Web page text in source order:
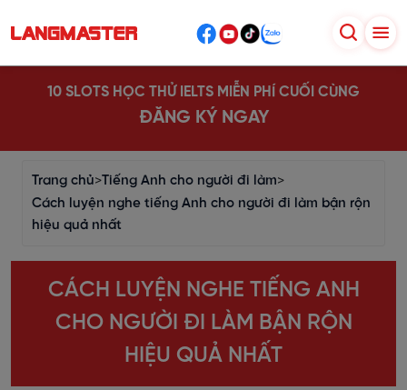
10 SLOTS HỌC THỬ IELTS MIỄN PHÍ CUỐI CÙNG
ĐĂNG KÝ NGAY
Trang chủ>Tiếng Anh cho người đi làm>
Cách luyện nghe tiếng Anh cho người đi làm bận rộn
hiệu quả nhất
CÁCH LUYỆN NGHE TIẾNG ANH
CHO NGƯỜI ĐI LÀM BẬN RỘN
HIỆU QUẢ NHẤT